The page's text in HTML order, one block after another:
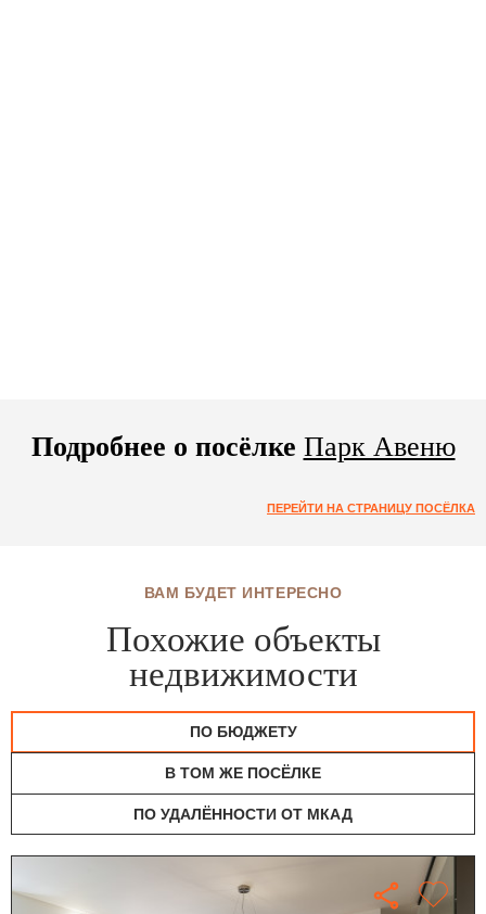
Подробнее о посёлке Парк Авеню
ПЕРЕЙТИ НА СТРАНИЦУ ПОСЁЛКА
ВАМ БУДЕТ ИНТЕРЕСНО
Похожие объекты
недвижимости
ПО БЮДЖЕТУ
В ТОМ ЖЕ ПОСЁЛКЕ
ПО УДАЛЁННОСТИ ОТ МКАД